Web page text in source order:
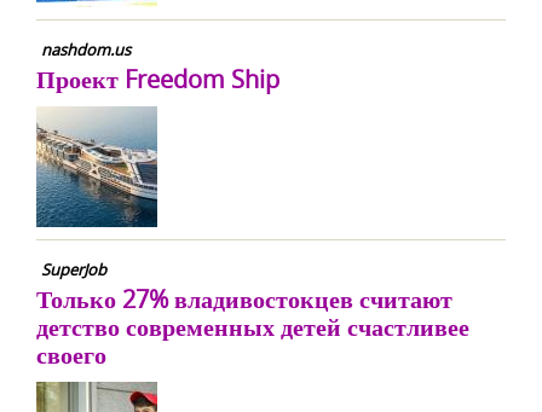
nashdom.us
Проект Freedom Ship
SuperJob
Только 27% владивостокцев считают
детство современных детей счастливее
своего